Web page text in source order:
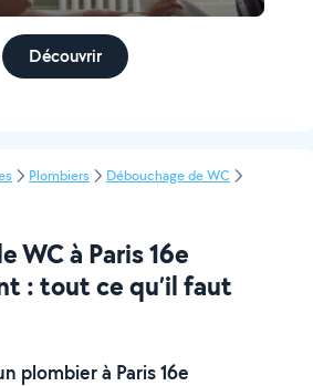
Découvrir
Plombiers
Débouchage de WC
WC à Paris 16e
: tout ce qu’il faut
plombier à Paris 16e